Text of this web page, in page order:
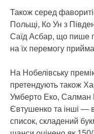
Також серед
Польщі, Ко Ун з
Саїд Асбар, що пише
на їх перемогу
На Нобелівську
претендують також
Умберто Еко, Салман
Євтушенко та інші —
список, складений